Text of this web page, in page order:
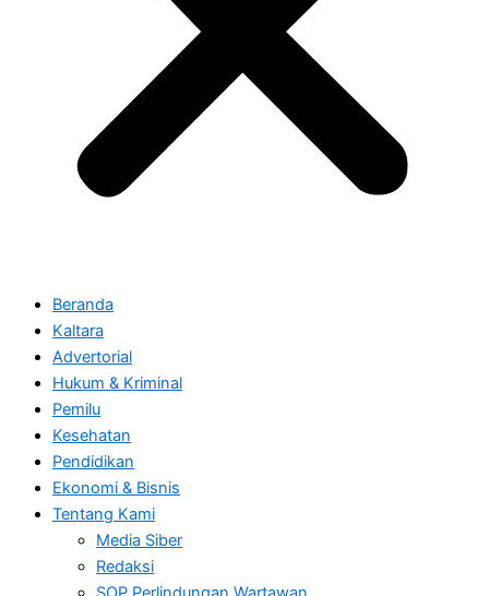
Beranda
Kaltara
Advertorial
Hukum & Kriminal
Pemilu
Kesehatan
Pendidikan
Ekonomi & Bisnis
Tentang Kami
Media Siber
Redaksi